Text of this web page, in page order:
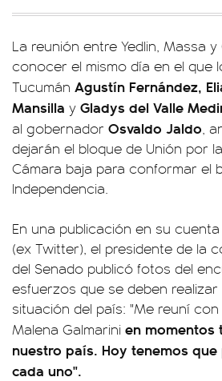
La reunión entre Yedlin, Massa
conocer el mismo día en el que
Tucumán Agustín Fernández,
Mansilla y Gladys del Valle
al gobernador Osvaldo Jaldo,
dejarán el bloque de Unión por
Cámara baja para conformar el
Independencia.
En una publicación en su
(ex Twitter), el presidente de la
del Senado publicó fotos del
esfuerzos que se deben realizar
situación del país: "Me reuní
Malena Galmarini en momentos
nuestro país. Hoy tenemos
cada uno".